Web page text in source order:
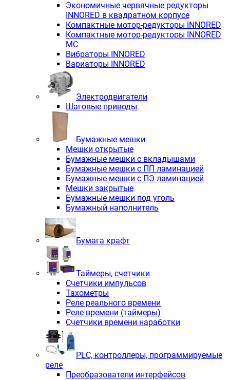
Экономичные червячные редукторы
INNORED в квадратном корпусе
Компактные мотор-редукторы INNORED
Компактные мотор-редукторы INNORED
MC
Вибраторы INNORED
Вариаторы INNORED
Электродвигатели
Шаговые приводы
Бумажные мешки
Мешки открытые
Бумажные мешки с вкладышами
Бумажные мешки с ПП ламинацией
Бумажные мешки с ПЭ ламинацией
Мешки закрытые
Бумажные мешки под уголь
Бумажный наполнитель
Бумага крафт
Таймеры, счетчики
Счетчики импульсов
Тахометры
Реле реального времени
Реле времени (таймеры)
Счетчики времени наработки
PLС, контроллеры, программируемые
реле
Преобразователи интерфейсов